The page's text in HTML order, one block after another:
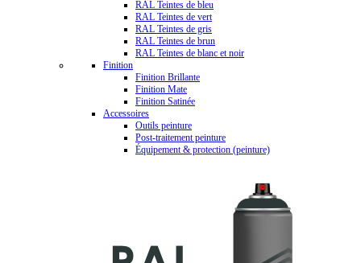
RAL Teintes de bleu
RAL Teintes de vert
RAL Teintes de gris
RAL Teintes de brun
RAL Teintes de blanc et noir
Finition
Finition Brillante
Finition Mate
Finition Satinée
Accessoires
Outils peinture
Post-traitement peinture
Équipement & protection (peinture)